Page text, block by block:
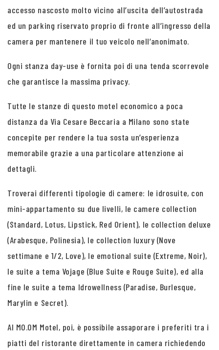
accesso nascosto molto vicino all’uscita dell’autostrada
ed un parking riservato proprio di fronte all’ingresso della
camera per mantenere il tuo veicolo nell’anonimato.
Ogni stanza day-use è fornita poi di una tenda scorrevole
che garantisce la massima privacy.
Tutte le stanze di questo motel economico a poca
distanza da Via Cesare Beccaria a Milano sono state
concepite per rendere la tua sosta un’esperienza
memorabile grazie a una particolare attenzione ai
dettagli.
Troverai differenti tipologie di camere: le idrosuite, con
mini-appartamento su due livelli, le camere collection
(Standard, Lotus, Lipstick, Red Orient), le collection deluxe
(Arabesque, Polinesia), le collection luxury (Nove
settimane e 1/2, Love), le emotional suite (Extreme, Noir),
le suite a tema Vojage (Blue Suite e Rouge Suite), ed alla
fine le suite a tema Idrowellness (Paradise, Burlesque,
Marylin e Secret).
Al MO.OM Motel, poi, è possibile assaporare i preferiti tra i
piatti del ristorante direttamente in camera richiedendo